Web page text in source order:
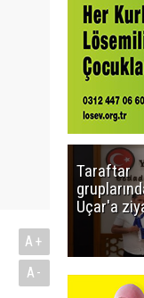
A+
A-
Taraftar
Uçar'a